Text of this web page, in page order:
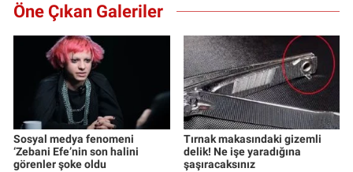
Öne Çıkan Galeriler
Sosyal medya fenomeni
‘Zebani Efe’nin son halini
görenler şoke oldu
Tırnak makasındaki gizemli
delik! Ne işe yaradığına
şaşıracaksınız